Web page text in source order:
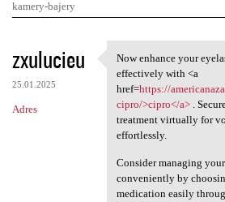
kamery-bajery
K
o
m
e
zxulucieu
25.01.2025
Adres
Now enhance your
Now enhance your
effectively with <a
href=https://
cipro/>cipro</a>.
treatment virtually for
effortlessly.
Consider managing
conveniently by
medication easily